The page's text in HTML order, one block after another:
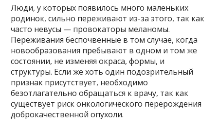
Люди, у которых появилось много маленьких
родинок, сильно переживают из-за этого, так как
часто невусы — провокаторы меланомы.
Переживания беспочвенные в том случае, когда
новообразования пребывают в одном и том же
состоянии, не изменяя окраса, формы, и
структуры. Если же хоть один подозрительный
признак присутствует, необходимо
безотлагательно обращаться к врачу, так как
существует риск онкологического перерождения
доброкачественной опухоли.